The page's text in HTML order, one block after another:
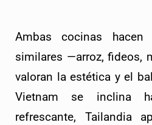
Ambas cocinas
similares —arroz, fideos,
valoran la estética y el
Vietnam se inclina
refrescante, Tailandia